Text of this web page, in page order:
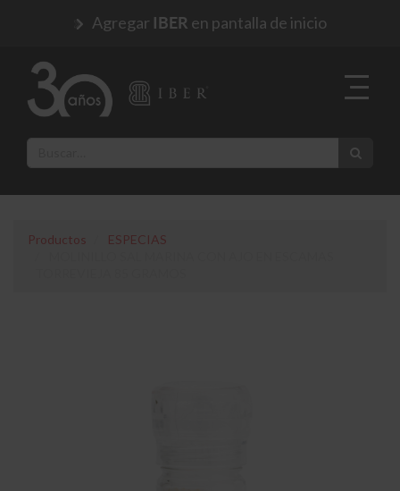
Agregar IBER en pantalla de inicio
Productos
ESPECIAS